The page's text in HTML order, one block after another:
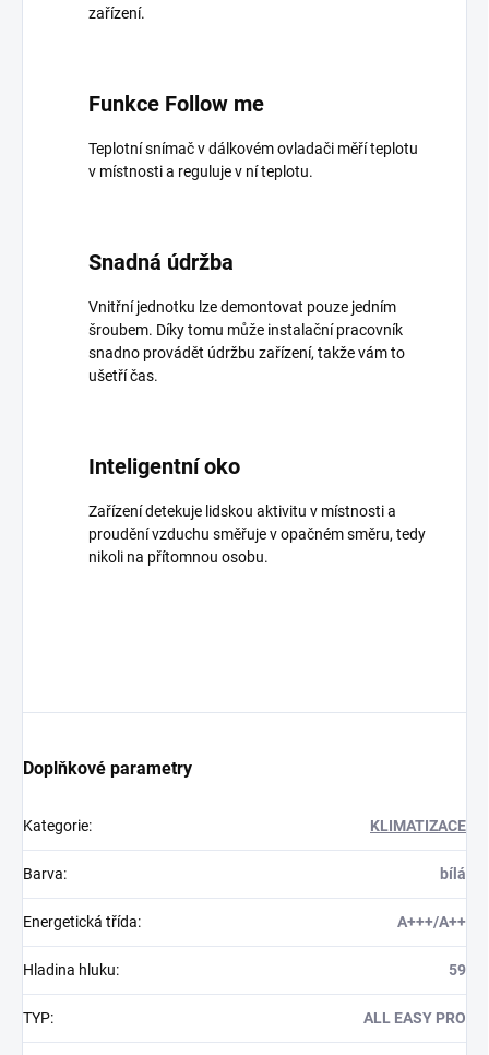
zařízení.
Funkce Follow me
Teplotní snímač v dálkovém ovladači měří teplotu
v místnosti a reguluje v ní teplotu.
Snadná údržba
Vnitřní jednotku lze demontovat pouze jedním
šroubem. Díky tomu může instalační pracovník
snadno provádět údržbu zařízení, takže vám to
ušetří čas.
Inteligentní oko
Zařízení detekuje lidskou aktivitu v místnosti a
proudění vzduchu směřuje v opačném směru, tedy
nikoli na přítomnou osobu.
Doplňkové parametry
Kategorie: KLIMATIZACE
Barva: bílá
Energetická třída: A+++/A++
Hladina hluku: 59
TYP: ALL EASY PRO